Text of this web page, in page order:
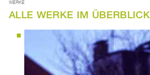
WERKE
ALLE WERKE IM ÜBERBLICK